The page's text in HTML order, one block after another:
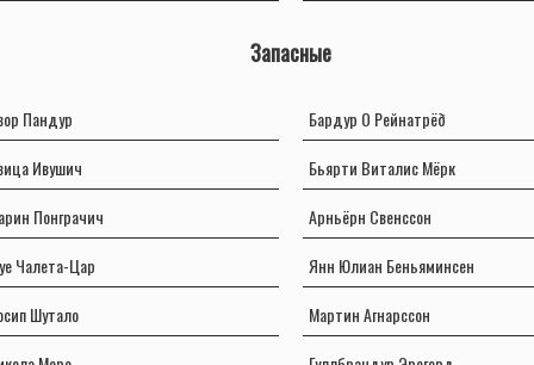
Запасные
Пандур
Ивушич
Понграчич
Чалета-Цар
Шутало
Бардур О Рейнатрёð
Бьярти Виталис Мёрк
Арньёрн Свенссон
Янн Юлиан Беньяминсен
Мартин Агнарссон